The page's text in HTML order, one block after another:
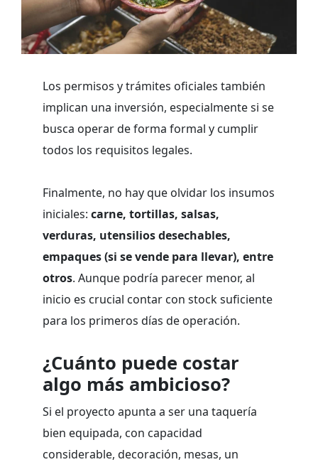
Los permisos y trámites oficiales también
implican una inversión, especialmente si se
busca operar de forma formal y cumplir
todos los requisitos legales.
Finalmente, no hay que olvidar los insumos
iniciales: carne, tortillas, salsas,
verduras, utensilios desechables,
empaques (si se vende para llevar), entre
otros. Aunque podría parecer menor, al
inicio es crucial contar con stock suficiente
para los primeros días de operación.
¿Cuánto puede costar
algo más ambicioso?
Si el proyecto apunta a ser una taquería
bien equipada, con capacidad
considerable, decoración, mesas, un